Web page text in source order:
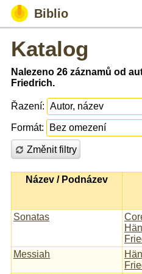
Biblio
Katalog
Nalezeno 26 záznamů od
Friedrich.
Řazení:
Formát:
Změnit filtry
Název / Podnázev
Sonatas
Messiah